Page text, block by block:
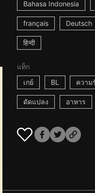
Bahasa Indonesia
français Deutsch
हिन्दी
แท็ก
เกย์
BL ความ
ดัดแปลง อาหาร